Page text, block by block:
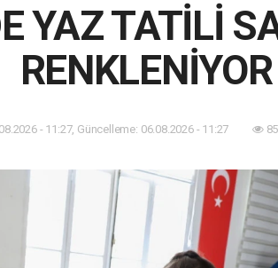
YAZ TATİLİ
RENKLENİYOR
- 11:27, Güncelleme: 06.08.2026 - 11:27